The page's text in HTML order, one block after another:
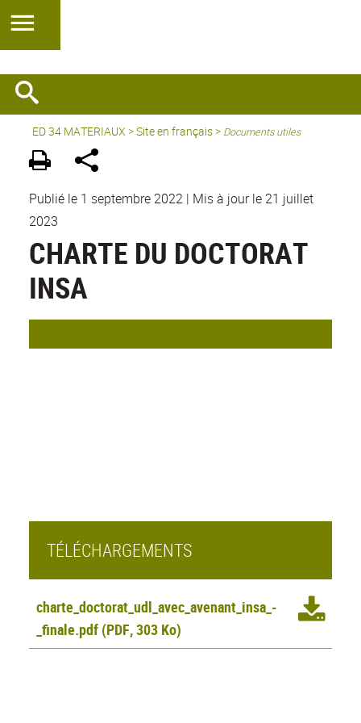
ED 34 MATERIAUX >Site en français> Documents utiles
Publié le 1 septembre 2022 | Mis à jour le 21 juillet
2023
CHARTE DU DOCTORAT
INSA
TÉLÉCHARGEMENTS
charte_doctorat_udl_avec_avenant_insa_-
_finale.pdf (PDF, 303 Ko)